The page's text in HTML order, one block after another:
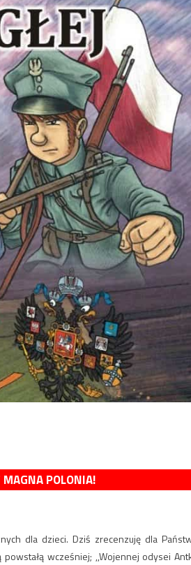
MAGNA POLONIA!
dla dzieci. Dziś zrecenzuję dla
wcześniej; ,,Wojennej odysei